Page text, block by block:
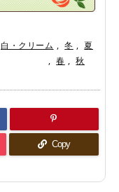
白・クリーム , 冬 , 夏
, 春 , 秋
Copy